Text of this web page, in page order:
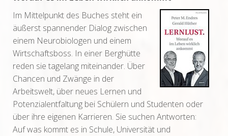
Im Mittelpunkt des Buches steht ein
äußerst spannender Dialog zwischen
einem Neurobiologen und einem
Wirtschaftsboss. In einer Berghütte
reden sie tagelang miteinander. Über
Chancen und Zwänge in der
Arbeitswelt, über neues Lernen und
Potenzialentfaltung bei Schülern und Studenten oder
über ihre eigenen Karrieren. Sie suchen Antworten:
Auf was kommt es in Schule, Universität und